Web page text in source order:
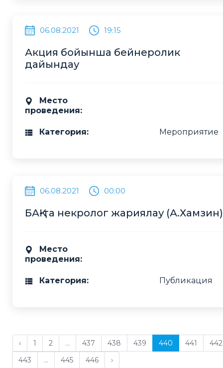
06.08.2021 19:15
Акция бойынша бейнеролик
дайындау
Место
проведения:
Категория: Мероприятие
06.08.2021 00:00
БАҚ-та некролог жариялау (А.Хамзин)
Место
проведения:
Категория: Публикация
‹ 1 2 ... 437 438 439 440 441
442
443
... 445 446 ›